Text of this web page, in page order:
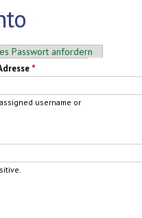
Passwort anfordern
*
username or